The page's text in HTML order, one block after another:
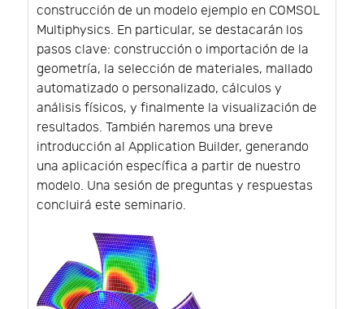
construcción de un modelo ejemplo en COMSOL
Multiphysics. En particular, se destacarán los
pasos clave: construcción o importación de la
geometría, la selección de materiales, mallado
automatizado o personalizado, cálculos y
análisis físicos, y finalmente la visualización de
resultados. También haremos una breve
introducción al Application Builder, generando
una aplicación específica a partir de nuestro
modelo. Una sesión de preguntas y respuestas
concluirá este seminario.